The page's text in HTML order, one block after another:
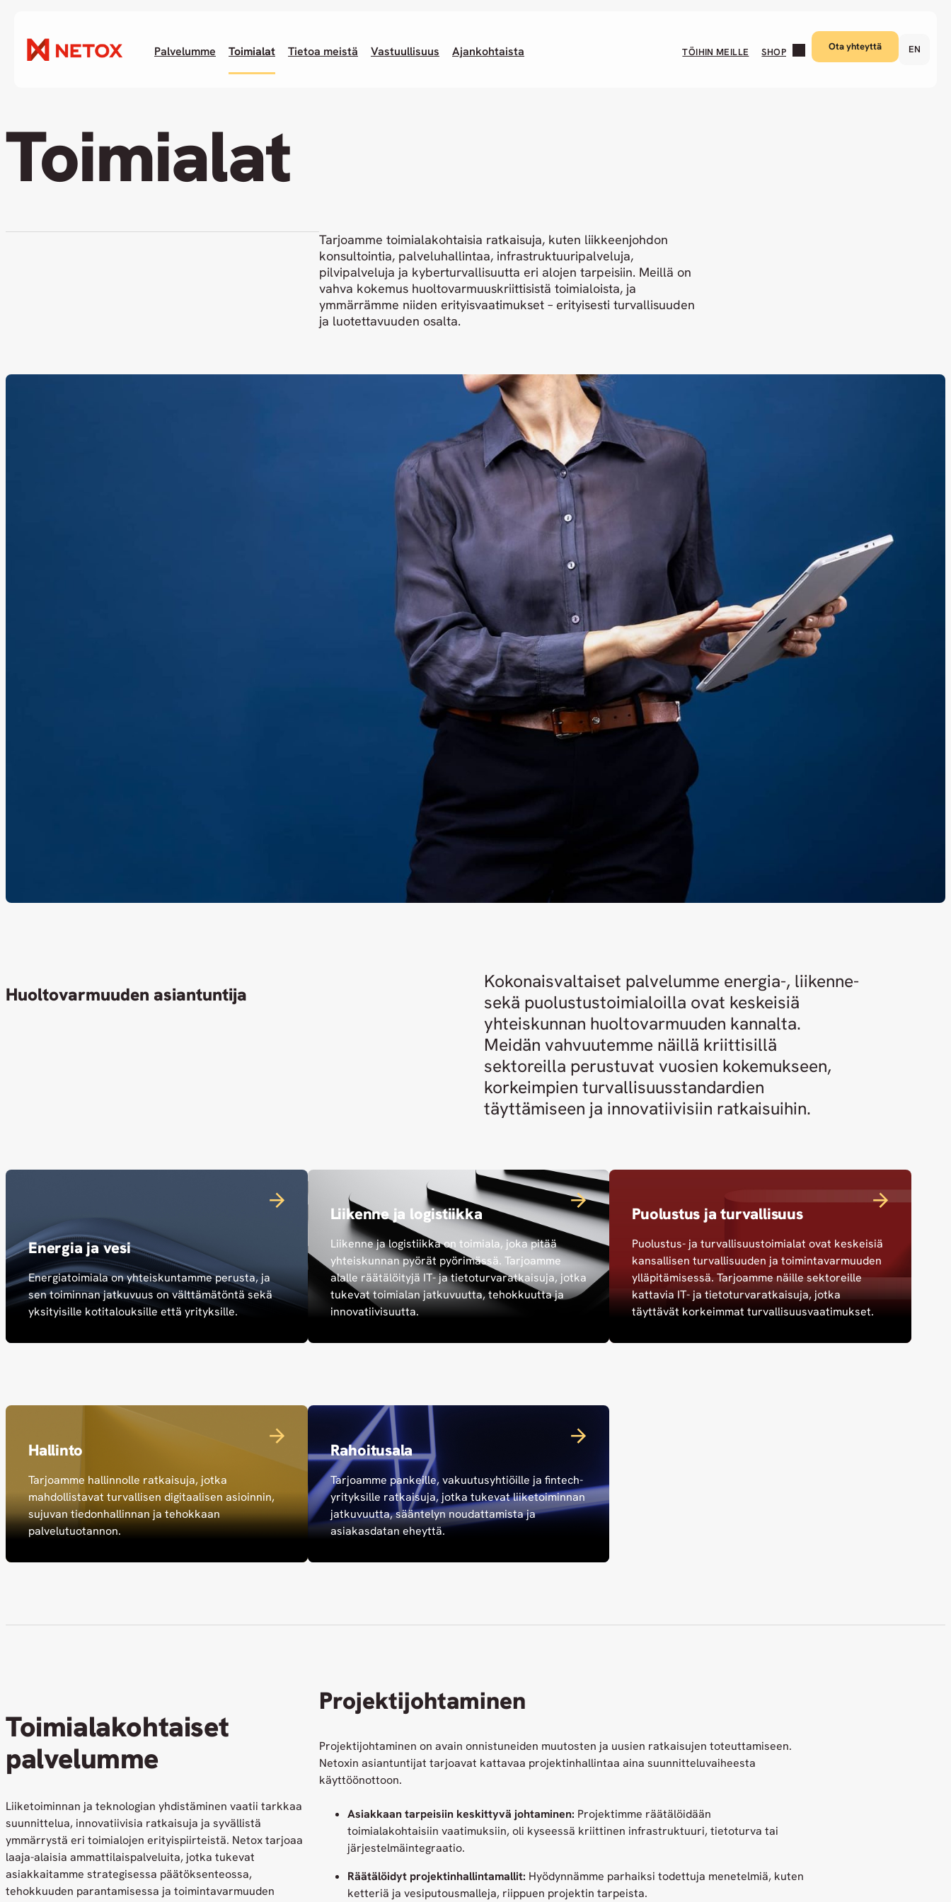
Palvelumme Toimialat Tietoa meistä Vastuullisuus Ajankohtaista TÖIHIN MEILLE SHOP Ota yhteyttä EN
Toimialat
Tarjoamme toimialakohtaisia ratkaisuja, kuten liikkeenjohdon
konsultointia, palveluhallintaa, infrastruktuuripalveluja,
pilvipalveluja ja kyberturvallisuutta eri alojen tarpeisiin. Meillä on
vahva kokemus huoltovarmuuskriittisistä toimialoista, ja
ymmärrämme niiden erityisvaatimukset – erityisesti turvallisuuden
ja luotettavuuden osalta.
Huoltovarmuuden asiantuntija
Kokonaisvaltaiset palvelumme energia-, liikenne-
sekä puolustustoimialoilla ovat keskeisiä
yhteiskunnan huoltovarmuuden kannalta.
Meidän vahvuutemme näillä kriittisillä
sektoreilla perustuvat vuosien kokemukseen,
korkeimpien turvallisuusstandardien
täyttämiseen ja innovatiivisiin ratkaisuihin.
Energia ja vesi
Energiatoimiala on yhteiskuntamme perusta, ja
sen toiminnan jatkuvuus on välttämätöntä sekä
yksityisille kotitalouksille että yrityksille.
Liikenne ja logistiikka
Liikenne ja logistiikka on toimiala, joka pitää
yhteiskunnan pyörät pyörimässä. Tarjoamme
alalle räätälöityjä IT- ja tietoturvaratkaisuja, jotka
tukevat toimialan jatkuvuutta, tehokkuutta ja
innovatiivisuutta.
Puolustus ja turvallisuus
Puolustus- ja turvallisuustoimialat ovat keskeisiä
kansallisen turvallisuuden ja toimintavarmuuden
ylläpitämisessä. Tarjoamme näille sektoreille
kattavia IT- ja tietoturvaratkaisuja, jotka
täyttävät korkeimmat turvallisuusvaatimukset.
Hallinto
Tarjoamme hallinnolle ratkaisuja, jotka
mahdollistavat turvallisen digitaalisen asioinnin,
sujuvan tiedonhallinnan ja tehokkaan
palvelutuotannon.
Rahoitusala
Tarjoamme pankeille, vakuutusyhtiöille ja fintech-
yrityksille ratkaisuja, jotka tukevat liiketoiminnan
jatkuvuutta, sääntelyn noudattamista ja
asiakasdatan eheyttä.
Toimialakohtaiset
palvelumme
Liiketoiminnan ja teknologian yhdistäminen vaatii tarkkaa
suunnittelua, innovatiivisia ratkaisuja ja syvällistä
ymmärrystä eri toimialojen erityispiirteistä. Netox tarjoaa
laaja-alaisia ammattilaispalveluita, jotka tukevat
asiakkaitamme strategisessa päätöksenteossa,
tehokkuuden parantamisessa ja toimintavarmuuden
Projektijohtaminen
Projektijohtaminen on avain onnistuneiden muutosten ja uusien ratkaisujen toteuttamiseen.
Netoxin asiantuntijat tarjoavat kattavaa projektinhallintaa aina suunnitteluvaiheesta
käyttöönottoon.
Asiakkaan tarpeisiin keskittyvä johtaminen: Projektimme räätälöidään
toimialakohtaisiin vaatimuksiin, oli kyseessä kriittinen infrastruktuuri, tietoturva tai
järjestelmäintegraatio.
Räätälöidyt projektinhallintamallit: Hyödynnämme parhaiksi todettuja menetelmiä, kuten
ketteriä ja vesiputousmalleja, riippuen projektin tarpeista.